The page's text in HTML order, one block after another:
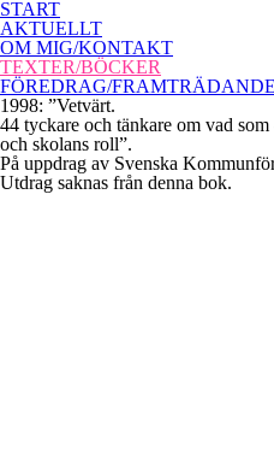
START
AKTUELLT
OM MIG/KONTAKT
TEXTER/BÖCKER
FÖREDRAG/
1998: ”Vetvärt.
44 tyckare och tänkare om vad
och skolans roll”.
På uppdrag av Svenska
Utdrag saknas från denna bok.